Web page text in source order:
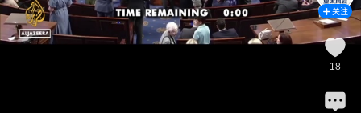
关注
18